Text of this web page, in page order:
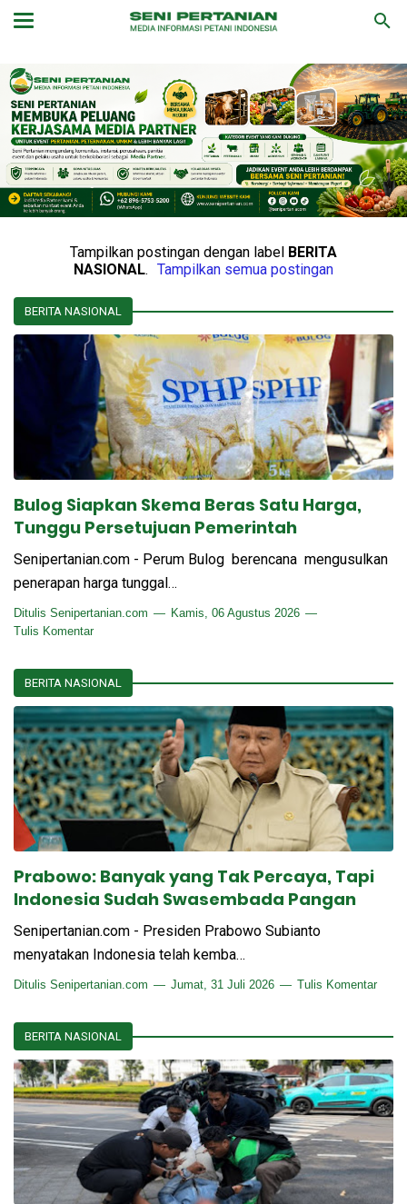
Tampilkan postingan dengan label BERITA
NASIONAL. Tampilkan semua postingan
BERITA NASIONAL
Bulog Siapkan Skema Beras Satu Harga,
Tunggu Persetujuan Pemerintah
Senipertanian.com - Perum Bulog berencana mengusulkan
penerapan harga tunggal…
Ditulis Senipertanian.com
Kamis, 06 Agustus 2026
Tulis Komentar
BERITA NASIONAL
Prabowo: Banyak yang Tak Percaya, Tapi
Indonesia Sudah Swasembada Pangan
Senipertanian.com - Presiden Prabowo Subianto
menyatakan Indonesia telah kemba…
Ditulis Senipertanian.com Jumat, 31 Juli 2026 Tulis Komentar
BERITA NASIONAL